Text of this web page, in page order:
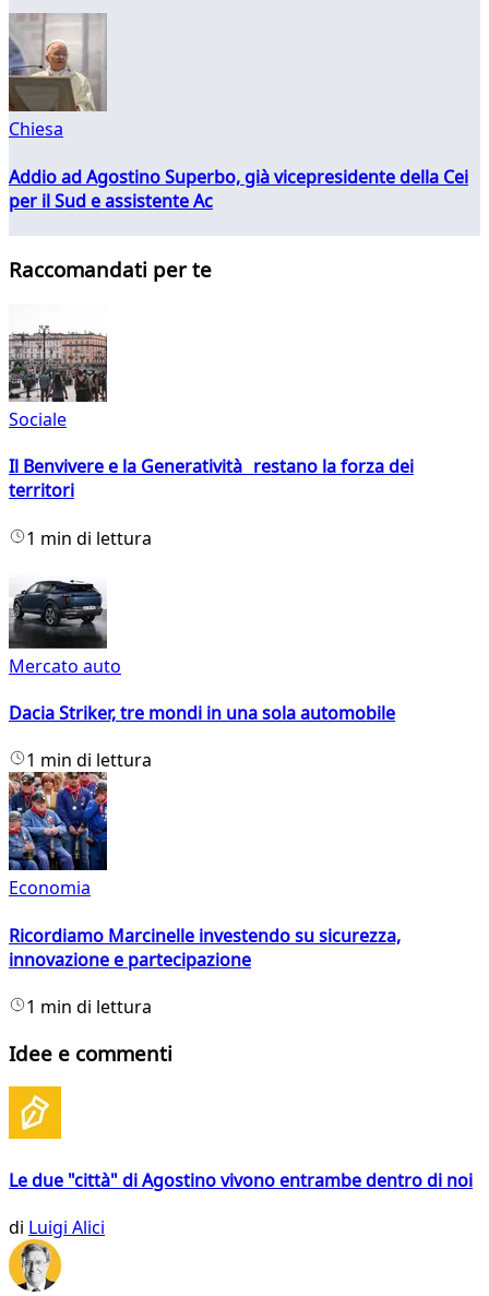
Chiesa
Addio ad Agostino Superbo, già vicepresidente della Cei
per il Sud e assistente Ac
Raccomandati per te
Sociale
Il Benvivere e la Generatività restano la forza dei
territori
1 min di lettura
Mercato auto
Dacia Striker, tre mondi in una sola automobile
1 min di lettura
Economia
Ricordiamo Marcinelle investendo su sicurezza,
innovazione e partecipazione
1 min di lettura
Idee e commenti
Le due "città" di Agostino vivono entrambe dentro di noi
di Luigi Alici